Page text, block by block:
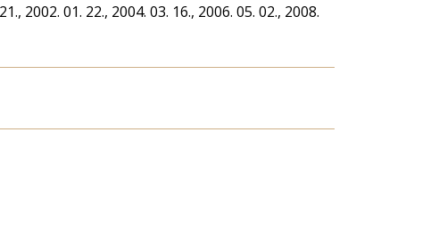
2002. 01. 22., 2004. 03. 16., 2006. 05. 02., 2008.